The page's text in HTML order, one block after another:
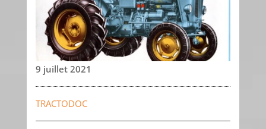
9 juillet 2021
TRACTODOC